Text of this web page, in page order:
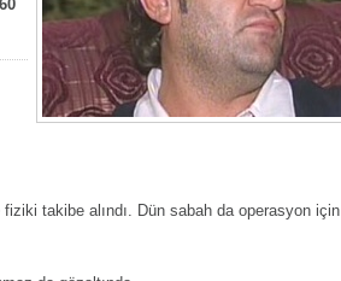
takibe alındı. Dün sabah da operasyon için